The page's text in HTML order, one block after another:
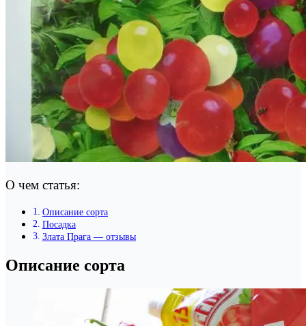
О чем статья:
Описание сорта
Посадка
Злата Прага — отзывы
Описание сорта